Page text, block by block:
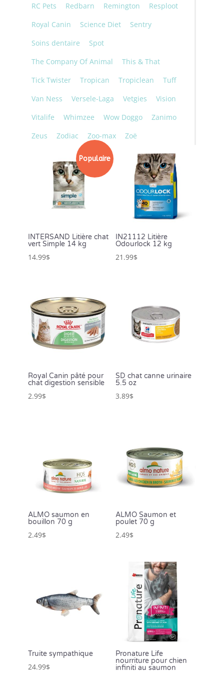
RC Pets
Redbarn Remington
Resploot
Royal Canin
Science Diet
Sentry
Soins dentaire
Spot
The Company Of Animal
This & That
Tick Twister
Tropican Tropiclean
Tuff
Van Ness
Versele-Laga Vetgies
Vision
Vitalife
Whimzee Wow Doggo
Zanimo
Zeus
Zodiac Zoo-max Zoë
Populaire
INTERSAND Litière chat
vert Simple 14 kg
14.99$
IN21112 Litière
Odourlock 12 kg
21.99$
Royal Canin pâté pour
chat digestion sensible
2.99$
SD chat canne urinaire
5.5 oz
3.89$
ALMO saumon en
bouillon 70 g
2.49$
ALMO Saumon et
poulet 70 g
2.49$
Truite sympathique
24.99$
Pronature Life
nourriture pour chien
infiniti au saumon